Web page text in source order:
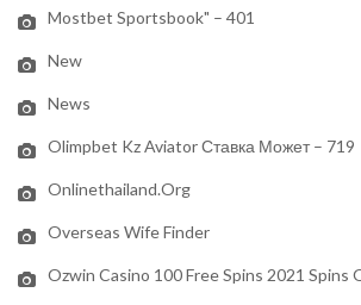
Mostbet Sportsbook" – 401
New
News
Olimpbet Kz Aviator Ставка Может – 719
Onlinethailand.org
Overseas Wife Finder
Ozwin Casino 100 Free Spins 2021 Spins